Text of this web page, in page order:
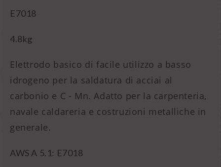
E7018
4.8kg
Elettrodo basico di facile utilizzo a basso
idrogeno per la saldatura di acciai al
carbonio e C - Mn. Adatto per la carpenteria,
navale caldareria e costruzioni metalliche in
generale.
AWS A 5.1: E7018